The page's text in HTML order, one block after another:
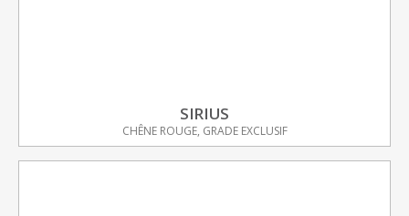
SIRIUS
CHÊNE ROUGE, GRADE EXCLUSIF